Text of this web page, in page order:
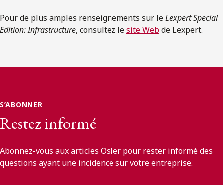
Pour de plus amples renseignements sur leLexpert Special
Edition: Infrastructure, consultez lesite Webde Lexpert.
S’ABONNER
Restez informé
Abonnez-vous aux articles Osler pour rester informé des
questions ayant une incidence sur votre entreprise.